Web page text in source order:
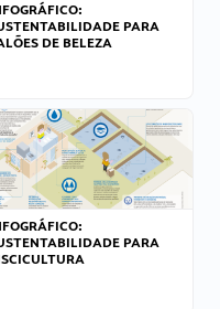
PARA
DE BELEZA
PARA